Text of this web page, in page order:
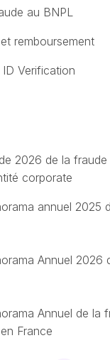
au BNPL
remboursement
Verification
2026 de la
corporate
annuel 2025
Annuel 2026
Annuel de la
France